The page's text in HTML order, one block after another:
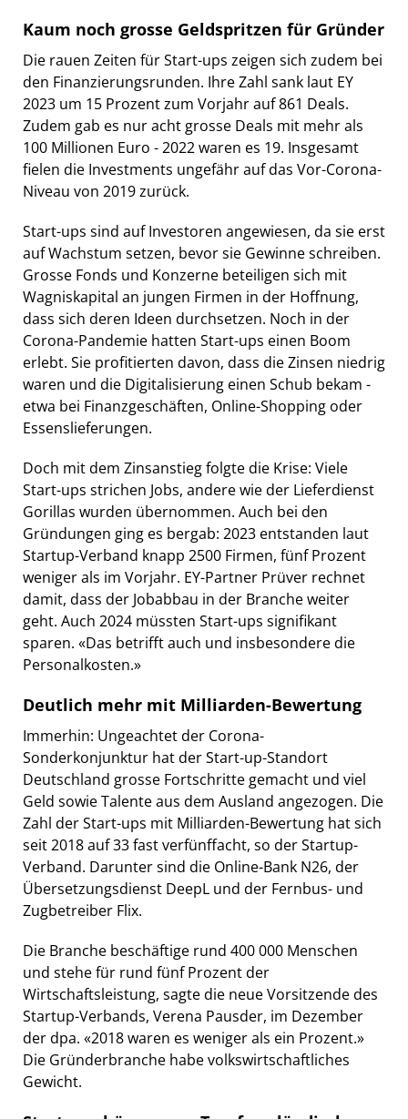
Kaum noch grosse Geldspritzen für Gründer
Die rauen Zeiten für Start-ups zeigen sich zudem bei
den Finanzierungsrunden. Ihre Zahl sank laut EY
2023 um 15 Prozent zum Vorjahr auf 861 Deals.
Zudem gab es nur acht grosse Deals mit mehr als
100 Millionen Euro - 2022 waren es 19. Insgesamt
fielen die Investments ungefähr auf das Vor-Corona-
Niveau von 2019 zurück.
Start-ups sind auf Investoren angewiesen, da sie erst
auf Wachstum setzen, bevor sie Gewinne schreiben.
Grosse Fonds und Konzerne beteiligen sich mit
Wagniskapital an jungen Firmen in der Hoffnung,
dass sich deren Ideen durchsetzen. Noch in der
Corona-Pandemie hatten Start-ups einen Boom
erlebt. Sie profitierten davon, dass die Zinsen niedrig
waren und die Digitalisierung einen Schub bekam -
etwa bei Finanzgeschäften, Online-Shopping oder
Essenslieferungen.
Doch mit dem Zinsanstieg folgte die Krise: Viele
Start-ups strichen Jobs, andere wie der Lieferdienst
Gorillas wurden übernommen. Auch bei den
Gründungen ging es bergab: 2023 entstanden laut
Startup-Verband knapp 2500 Firmen, fünf Prozent
weniger als im Vorjahr. EY-Partner Prüver rechnet
damit, dass der Jobabbau in der Branche weiter
geht. Auch 2024 müssten Start-ups signifikant
sparen. «Das betrifft auch und insbesondere die
Personalkosten.»
Deutlich mehr mit Milliarden-Bewertung
Immerhin: Ungeachtet der Corona-
Sonderkonjunktur hat der Start-up-Standort
Deutschland grosse Fortschritte gemacht und viel
Geld sowie Talente aus dem Ausland angezogen. Die
Zahl der Start-ups mit Milliarden-Bewertung hat sich
seit 2018 auf 33 fast verfünffacht, so der Startup-
Verband. Darunter sind die Online-Bank N26, der
Übersetzungsdienst DeepL und der Fernbus- und
Zugbetreiber Flix.
Die Branche beschäftige rund 400 000 Menschen
und stehe für rund fünf Prozent der
Wirtschaftsleistung, sagte die neue Vorsitzende des
Startup-Verbands, Verena Pausder, im Dezember
der dpa. «2018 waren es weniger als ein Prozent.»
Die Gründerbranche habe volkswirtschaftliches
Gewicht.